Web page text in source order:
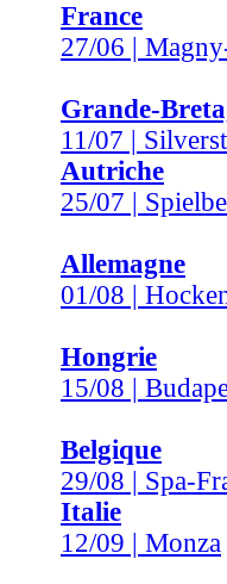
France
27/06 |
Grande-
11/07 |
Autriche
25/07 |
Allemagne
01/08 |
Hongrie
15/08 |
Belgique
29/08 | Spa-
Italie
12/09 | Monza